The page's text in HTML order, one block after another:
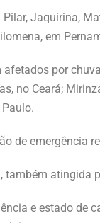
Jaquirina,
em
por
no Ceará;
de emergência
também
e estado de